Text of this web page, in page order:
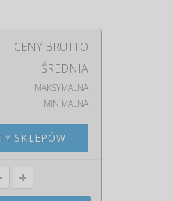
CENY BRUTTO
ŚREDNIA
MAKSYMALNA
MINIMALNA
SKLEPÓW